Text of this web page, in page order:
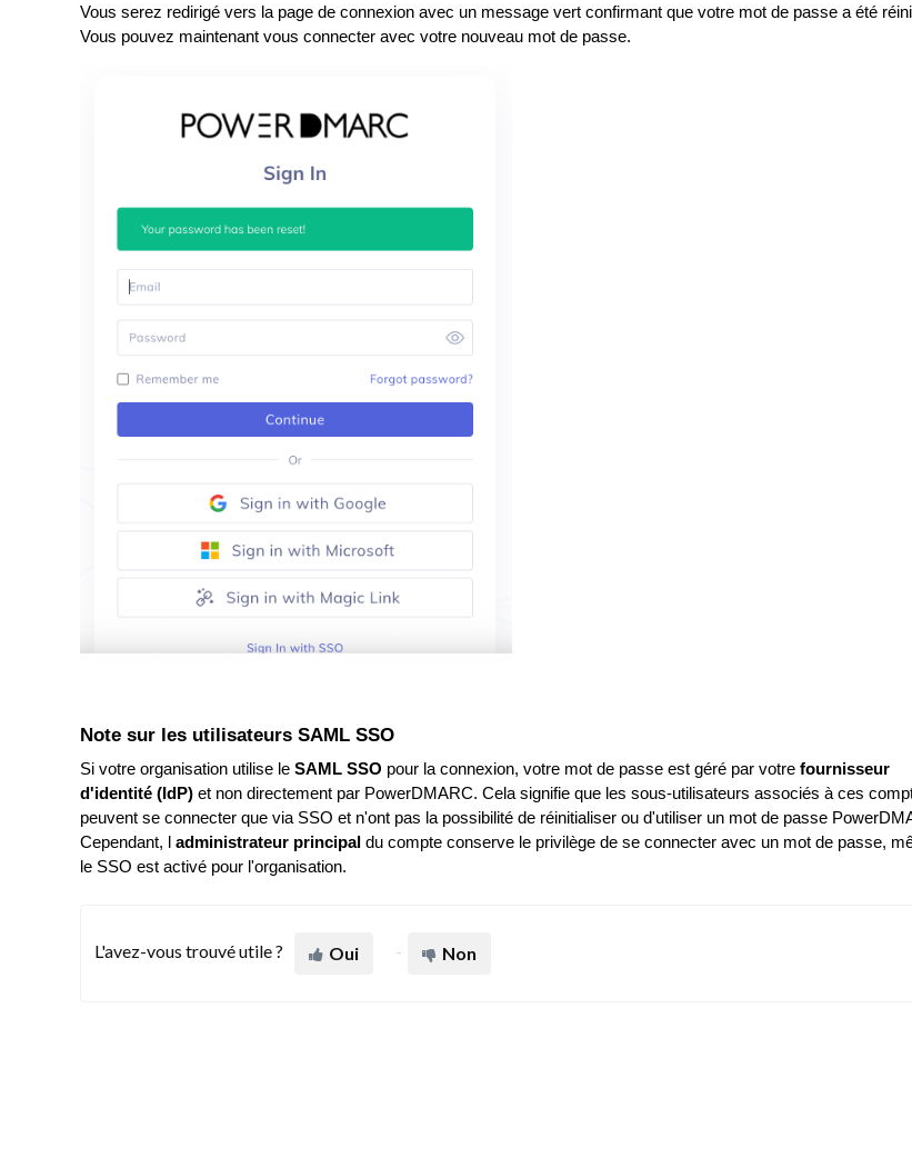
Vous serez redirigé vers la page de connexion avec un message vert confirmant que votre mot de passe a été
Vous pouvez maintenant vous connecter avec votre nouveau mot de passe.
Note sur les utilisateurs SAML SSO
Si votre organisation utilise le SAML SSO pour la connexion, votre mot de passe est géré par votre fournisseur
d'identité (IdP) et non directement par PowerDMARC. Cela signifie que les sous-utilisateurs associés à ces
peuvent se connecter que via SSO et n'ont pas la possibilité de réinitialiser ou d'utiliser un mot de passe
Cependant, l administrateur principal du compte conserve le privilège de se connecter avec un mot de passe,
le SSO est activé pour l'organisation.
L'avez-vous trouvé utile ? Oui Non